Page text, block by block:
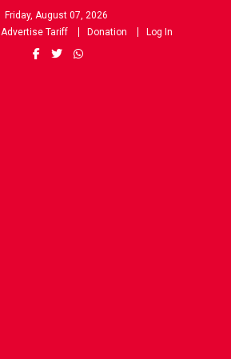
Friday, August 07, 2026
Advertise Tariff Donation Log In